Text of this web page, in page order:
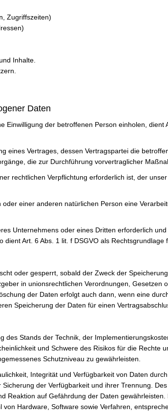
Zugriffszeiten)
Inhalte.
Daten
der betroffenen Person einholen,
eines Vertrages, dessen Vertragspartei die
die zur Durchführung vorvertraglicher
rechtlichen Verpflichtung erforderlich ist, der
einer anderen natürlichen Person eine
Unternehmens oder eines Dritten erforderlich
Art. 6 Abs. 1 lit. f DSGVO als Rechtsgrundlage
oder gesperrt, sobald der Zweck der
in unionsrechtlichen Verordnungen, Gesetzen
der Daten erfolgt auch dann, wenn eine
Speicherung der Daten für einen
Stands der Technik, der
und Schwere des Risikos für die Rechte
Schutzniveau zu gewährleisten.
Integrität und Verfügbarkeit von Daten
der Verfügbarkeit und ihrer Trennung.
Reaktion auf Gefährdung der Daten
Hardware, Software sowie Verfahren,